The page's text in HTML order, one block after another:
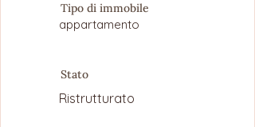
Tipo di immobile
appartamento
Stato
Ristrutturato